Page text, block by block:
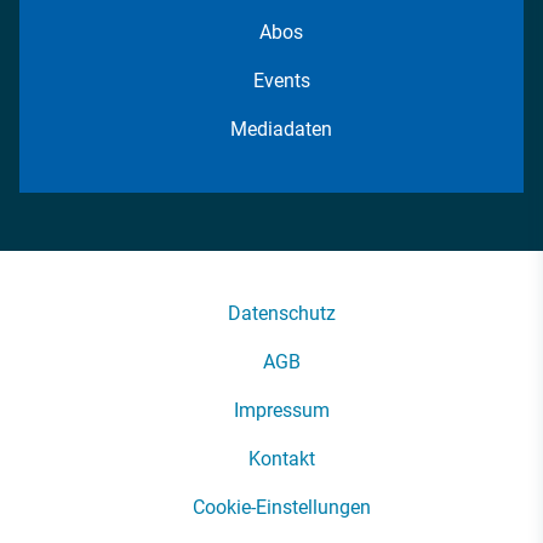
Abos
Events
Mediadaten
Datenschutz
AGB
Impressum
Kontakt
Cookie-Einstellungen